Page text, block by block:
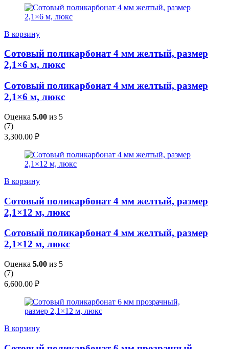
В корзину
Сотовый поликарбонат 4 мм желтый, размер
2,1×6 м, люкс
Сотовый поликарбонат 4 мм желтый, размер
2,1×6 м, люкс
Оценка 5.00 из 5
(7)
3,300.00 ₽
В корзину
Сотовый поликарбонат 4 мм желтый, размер
2,1×12 м, люкс
Сотовый поликарбонат 4 мм желтый, размер
2,1×12 м, люкс
Оценка 5.00 из 5
(7)
6,600.00 ₽
В корзину